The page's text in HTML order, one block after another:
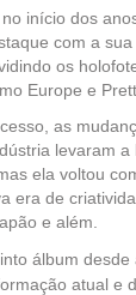
início dos
com a
os
Europe e
as
levaram a
ela voltou
era de
e além.
álbum desde
atual e